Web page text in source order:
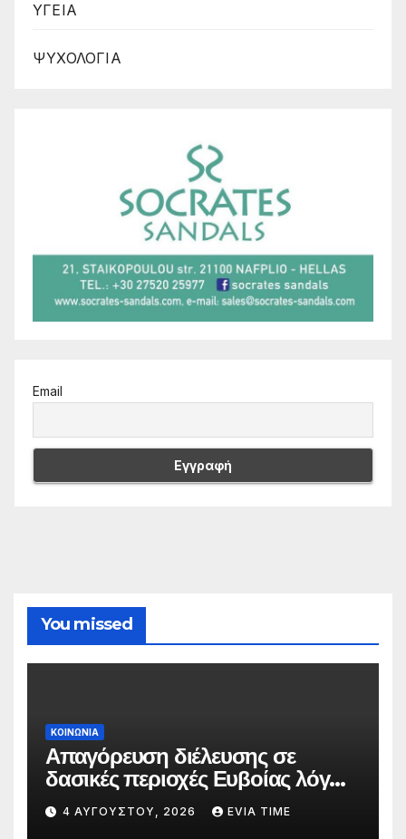
ΥΓΕΙΑ
ΨΥΧΟΛΟΓΙΑ
Email
You missed
ΚΟΙΝΩΝΙΑ
Απαγόρευση διέλευσης σε
δασικές περιοχές Ευβοίας λόγω
πολύ υψηλού κινδύνου
πυρκαγιάς
4 ΑΥΓΟΎΣΤΟΥ, 2026 EVIA TIME